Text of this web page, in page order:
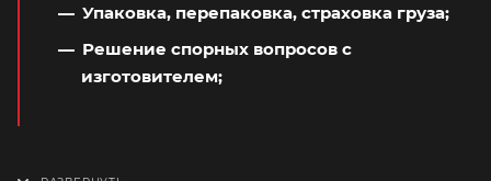
Упаковка, перепаковка, страховка груза;
Решение спорных вопросов с
изготовителем;